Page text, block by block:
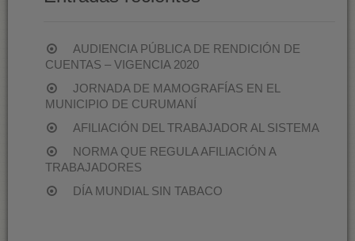
AUDIENCIA PÚBLICA DE RENDICIÓN DE
CUENTAS – VIGENCIA 2020
JORNADA DE MAMOGRAFÍAS EN EL
MUNICIPIO DE CURUMANÍ
AFILIACIÓN DEL TRABAJADOR AL SISTEMA
NORMA QUE REGULA AFILIACIÓN A
TRABAJADORES
DÍA MUNDIAL SIN TABACO